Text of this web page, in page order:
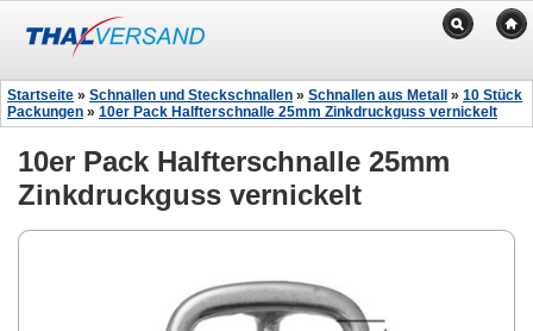
Startseite » Schnallen und Steckschnallen » Schnallen aus Metall » 10 Stück
Packungen » 10er Pack Halfterschnalle 25mm Zinkdruckguss vernickelt
10er Pack Halfterschnalle 25mm
Zinkdruckguss vernickelt